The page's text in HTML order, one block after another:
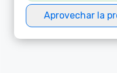
Aprovechar la